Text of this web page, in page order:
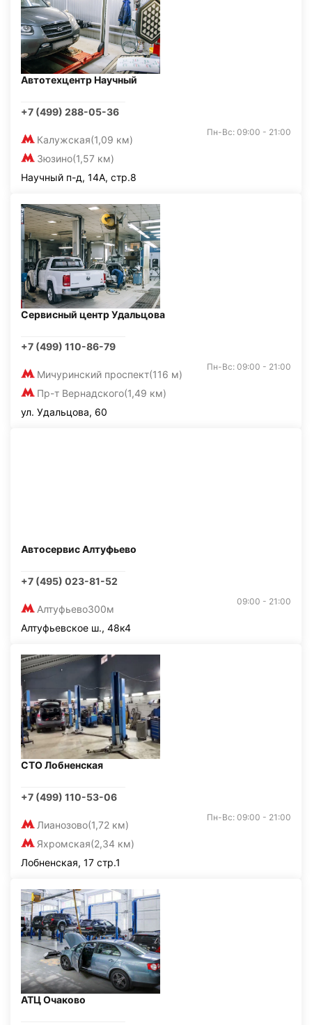
Автотехцентр Научный
+7 (499) 288-05-36
Калужская(1,09 км)
Зюзино(1,57 км)
Пн-Вс: 09:00 - 21:00
Научный п-д, 14А, стр.8
Сервисный центр Удальцова
+7 (499) 110-86-79
Мичуринский проспект(116 м)
Пр-т Вернадского(1,49 км)
Пн-Вс: 09:00 - 21:00
ул. Удальцова, 60
Автосервис Алтуфьево
+7 (495) 023-81-52
Алтуфьево300м
09:00 - 21:00
Алтуфьевское ш., 48к4
СТО Лобненская
+7 (499) 110-53-06
Лианозово(1,72 км)
Яхромская(2,34 км)
Пн-Вс: 09:00 - 21:00
Лобненская, 17 стр.1
АТЦ Очаково